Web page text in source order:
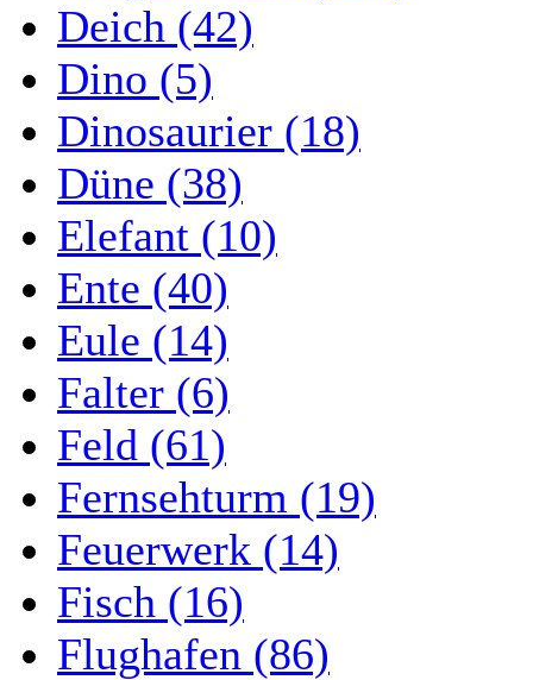
Deich (42)
Dino (5)
Dinosaurier (18)
Düne (38)
Elefant (10)
Ente (40)
Eule (14)
Falter (6)
Feld (61)
Fernsehturm (19)
Feuerwerk (14)
Fisch (16)
Flughafen (86)